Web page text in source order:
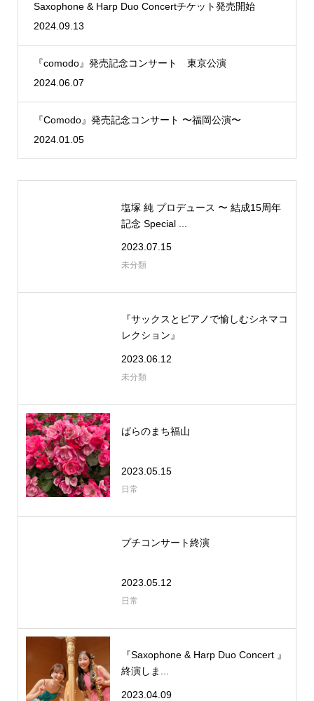
Saxophone & Harp Duo Concertチケット発売開始
2024.09.13
『comodo』発売記念コンサート 東京公演
2024.06.07
『Comodo』発売記念コンサート 〜福岡公演〜
2024.01.05
塩塚 純 プロデュース 〜 結成15周年
記念 Special ...
2023.07.15
未分類
『サックスとピアノで愉しむシネマコ
レクション』
2023.06.12
未分類
ばらのまち福山
2023.05.15
日常
プチコンサート終演
2023.05.12
日常
『Saxophone & Harp Duo Concert 』
終演しま...
2023.04.09